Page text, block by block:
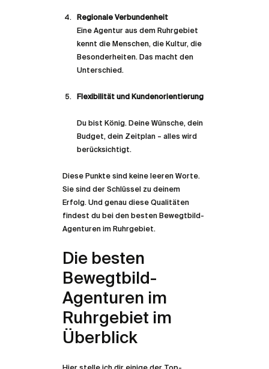
Regionale Verbundenheit
Eine Agentur aus dem Ruhrgebiet
kennt die Menschen, die Kultur, die
Besonderheiten. Das macht den
Unterschied.
Flexibilität und Kundenorientierung
Du bist König. Deine Wünsche, dein
Budget, dein Zeitplan – alles wird
berücksichtigt.
Diese Punkte sind keine leeren Worte.
Sie sind der Schlüssel zu deinem
Erfolg. Und genau diese Qualitäten
findest du bei den besten Bewegtbild-
Agenturen im Ruhrgebiet.
Die besten
Bewegtbild-
Agenturen im
Ruhrgebiet im
Überblick